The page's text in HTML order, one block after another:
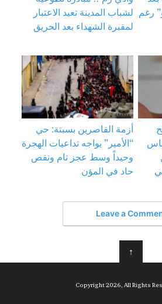
رغم لشباب المدينة تعيد الاعتبار
لمقبرة الشهداء بعد الحريق
أزمة القاصرين بسبتة: حي
“الأمير” يواجه تداعيات الهجرة
وحيداً وسط عجز تام ونقص
حاد في المؤن
Leave a
↑